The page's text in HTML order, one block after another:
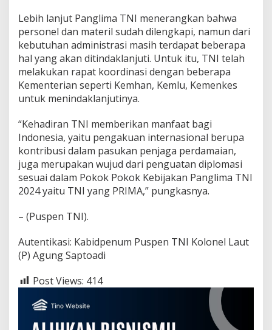
Lebih lanjut Panglima TNI menerangkan bahwa
personel dan materil sudah dilengkapi, namun dari
kebutuhan administrasi masih terdapat beberapa
hal yang akan ditindaklanjuti. Untuk itu, TNI telah
melakukan rapat koordinasi dengan beberapa
Kementerian seperti Kemhan, Kemlu, Kemenkes
untuk menindaklanjutinya.
“Kehadiran TNI memberikan manfaat bagi
Indonesia, yaitu pengakuan internasional berupa
kontribusi dalam pasukan penjaga perdamaian,
juga merupakan wujud dari penguatan diplomasi
sesuai dalam Pokok Pokok Kebijakan Panglima TNI
2024 yaitu TNI yang PRIMA,” pungkasnya.
– (Puspen TNI).
Autentikasi: Kabidpenum Puspen TNI Kolonel Laut
(P) Agung Saptoadi
Post Views: 414